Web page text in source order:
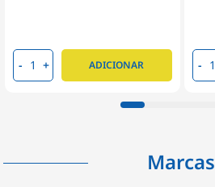
- + ADICIONAR -
Marcas